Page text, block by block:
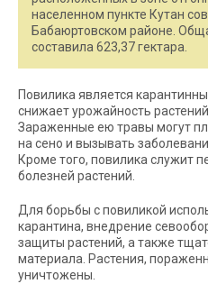
населенном пункте Кутан
Бабаюртовском районе.
составила 623,37 гектара.
Повилика является
снижает урожайность
Зараженные ею травы могут
на сено и вызывать
Кроме того, повилика служит
болезней растений.
Для борьбы с повиликой
карантина, внедрение
защиты растений, а также
материала. Растения,
уничтожены.